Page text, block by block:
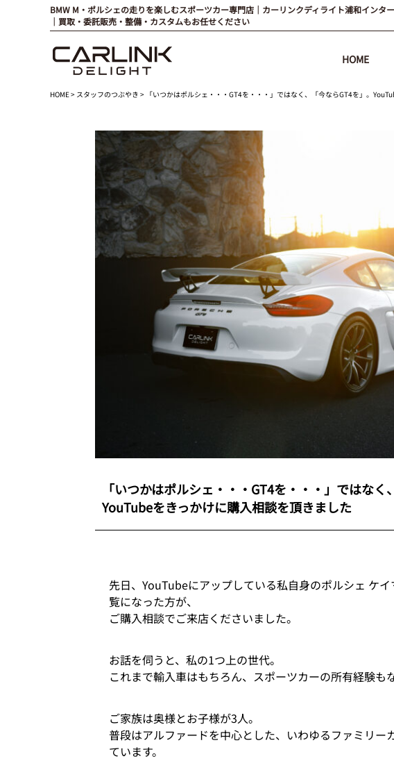
BMW M・ポルシェの走りを楽しむスポーツカー専門店｜カーリンクディライト浦和インタ
｜買取・委託販売・整備・カスタムもお任せください
HOME
HOME> スタッフのつぶやき > 「いつかはポルシェ・・・GT4を・・・」ではなく、「今ならGT4を」。
「いつかはポルシェ・・・GT4を・・・」ではなく
YouTubeをきっかけに購入相談を頂きました
先日、YouTubeにアップしている私自身のポルシェ ケ
覧になった方が、
ご購入相談でご来店くださいました。
お話を伺うと、私の1つ上の世代。
これまで輸入車はもちろん、スポーツカーの所有経験も
ご家族は奥様とお子様が3人。
普段はアルファードを中心とした、いわゆるファミリー
ています。